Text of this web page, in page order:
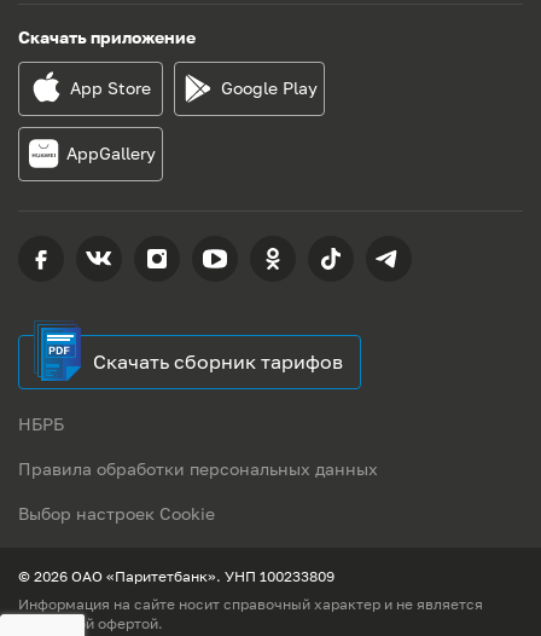
Скачать приложение
App Store Google Play
AppGallery
Скачать сборник тарифов
НБРБ
Правила обработки персональных данных
Выбор настроек Cookie
© 2026 ОАО «Паритетбанк». УНП 100233809
Информация на сайте носит справочный характер и не является
публичной офертой.